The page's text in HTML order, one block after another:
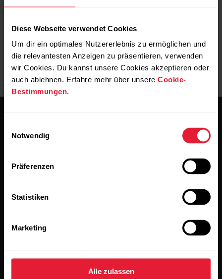
Diese Webseite verwendet Cookies
Um dir ein optimales Nutzererlebnis zu ermöglichen und
die relevantesten Anzeigen zu präsentieren, verwenden
wir Cookies. Du kannst unsere Cookies akzeptieren oder
auch ablehnen. Erfahre mehr über unsere Cookie-
Bestimmungen.
Notwendig
Präferenzen
Statistiken
Marketing
Alle zulassen
Taste zu sperren.
Bleibe auf dem Laufenden.
Abonniere unseren vierzehntägigen Newsletter, um